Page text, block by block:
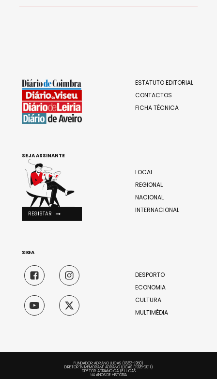
ESTATUTO EDITORIAL
CONTACTOS
FICHA TÉCNICA
LOCAL
REGIONAL
NACIONAL
INTERNACIONAL
DESPORTO
ECONOMIA
CULTURA
MULTIMÉDIA
SEJA ASSINANTE
REGISTAR
SIGA
FUNDADOR: ADRIANO LUCAS (1883-1950)
DIRETOR "IN MEMORIAM": ADRIANO LUCAS (1925-2011)
DIRETOR: ADRIANO CALLÉ LUCAS
94 ANOS DE HISTÓRIA